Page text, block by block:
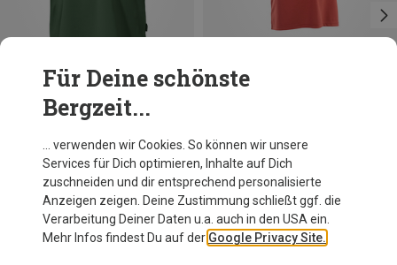
Du sparst 29%
ION
Kinder Logo DR SS Radtrikot
35,96 €
Für Deine schönste
Bergzeit...
… verwenden wir Cookies. So können wir unsere
Services für Dich optimieren, Inhalte auf Dich
zuschneiden und dir entsprechend personalisierte
Anzeigen zeigen. Deine Zustimmung schließt ggf. die
Verarbeitung Deiner Daten u.a. auch in den USA ein.
Mehr Infos findest Du auf der Google Privacy Site.